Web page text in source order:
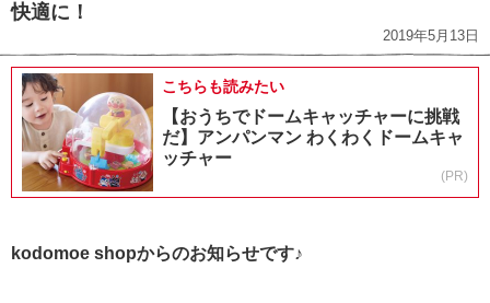
快適に！
2019年5月13日
こちらも読みたい
【おうちでドームキャッチャーに挑戦
だ】アンパンマン わくわくドームキャ
ッチャー
(PR)
kodomoe shopからのお知らせです♪